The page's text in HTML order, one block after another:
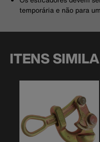
temporária e não para
ITENS